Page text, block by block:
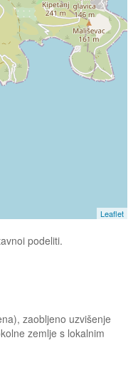
Leaflet
podeliti.
zaobljeno uzvišenje
zemlje s lokalnim